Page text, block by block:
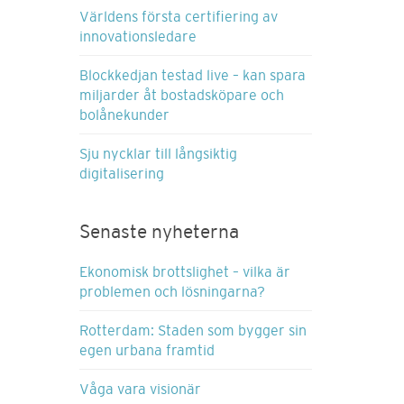
Världens första certifiering av
innovationsledare
Blockkedjan testad live – kan spara
miljarder åt bostadsköpare och
bolånekunder
Sju nycklar till långsiktig
digitalisering
Senaste nyheterna
Ekonomisk brottslighet – vilka är
problemen och lösningarna?
Rotterdam: Staden som bygger sin
egen urbana framtid
Våga vara visionär